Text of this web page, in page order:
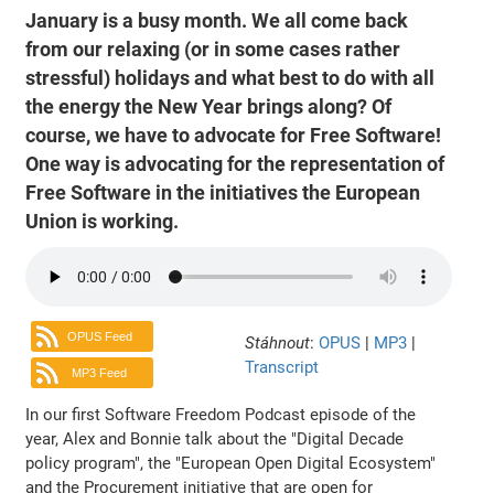
January is a busy month. We all come back
from our relaxing (or in some cases rather
stressful) holidays and what best to do with all
the energy the New Year brings along? Of
course, we have to advocate for Free Software!
One way is advocating for the representation of
Free Software in the initiatives the European
Union is working.
OPUS Feed
MP3 Feed
Stáhnout: OPUS | MP3 |
Transcript
In our first Software Freedom Podcast episode of the
year, Alex and Bonnie talk about the "Digital Decade
policy program", the "European Open Digital Ecosystem"
and the Procurement initiative that are open for